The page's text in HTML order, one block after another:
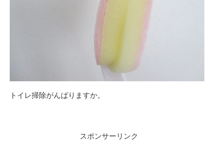
トイレ掃除がんばりますか。
スポンサーリンク